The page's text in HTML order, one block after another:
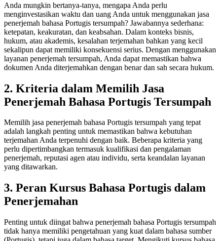
Anda mungkin bertanya-tanya, mengapa Anda perlu
menginvestasikan waktu dan uang Anda untuk menggunakan jasa
penerjemah bahasa Portugis tersumpah? Jawabannya sederhana:
ketepatan, keakuratan, dan keabsahan. Dalam konteks bisnis,
hukum, atau akademis, kesalahan terjemahan bahkan yang kecil
sekalipun dapat memiliki konsekuensi serius. Dengan menggunakan
layanan penerjemah tersumpah, Anda dapat memastikan bahwa
dokumen Anda diterjemahkan dengan benar dan sah secara hukum.
2. Kriteria dalam Memilih Jasa
Penerjemah Bahasa Portugis Tersumpah
Memilih jasa penerjemah bahasa Portugis tersumpah yang tepat
adalah langkah penting untuk memastikan bahwa kebutuhan
terjemahan Anda terpenuhi dengan baik. Beberapa kriteria yang
perlu dipertimbangkan termasuk kualifikasi dan pengalaman
penerjemah, reputasi agen atau individu, serta keandalan layanan
yang ditawarkan.
3. Peran Kursus Bahasa Portugis dalam
Penerjemahan
Penting untuk diingat bahwa penerjemah bahasa Portugis tersumpah
tidak hanya memiliki pengetahuan yang kuat dalam bahasa sumber